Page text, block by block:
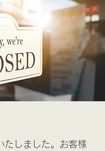
たしました。お客様